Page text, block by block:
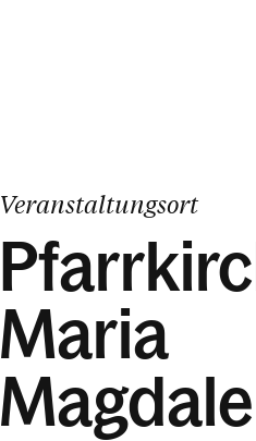
Veranstaltungsort
Maria